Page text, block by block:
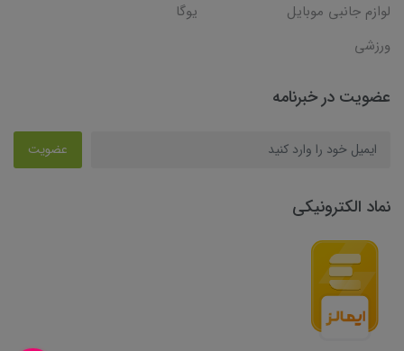
لوازم جانبی موبایل
یوگا
ورزشی
عضویت در خبرنامه
عضویت
نماد الکترونیکی